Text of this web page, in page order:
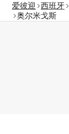
爱彼迎 西班牙
奥尔米戈斯